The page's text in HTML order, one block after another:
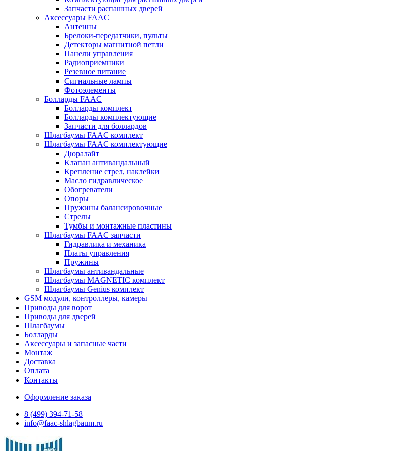
Запчасти распашных дверей
Аксессуары FAAC
Антенны
Брелоки-передатчики, пульты
Детекторы магнитной петли
Панели управления
Радиоприемники
Резевное питание
Сигнальные лампы
Фотоэлементы
Болларды FAAC
Болларды комплект
Болларды комплектующие
Запчасти для боллардов
Шлагбаумы FAAC комплект
Шлагбаумы FAAC комплектующие
Дюралайт
Клапан антивандальный
Крепление стрел, наклейки
Масло гидравлическое
Обогреватели
Опоры
Пружины балансировочные
Стрелы
Тумбы и монтажные пластины
Шлагбаумы FAAC запчасти
Гидравлика и механика
Платы управления
Пружины
Шлагбаумы антивандальные
Шлагбаумы MAGNETIC комплект
Шлагбаумы Genius комплект
GSM модули, контроллеры, камеры
Приводы для ворот
Приводы для дверей
Шлагбаумы
Болларды
Аксессуары и запасные части
Монтаж
Доставка
Оплата
Контакты
Оформление заказа
8 (499) 394-71-58
info@faac-shlagbaum.ru